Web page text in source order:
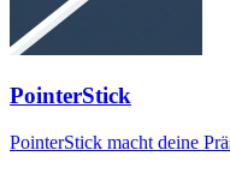
PointerStick
PointerStick macht deine